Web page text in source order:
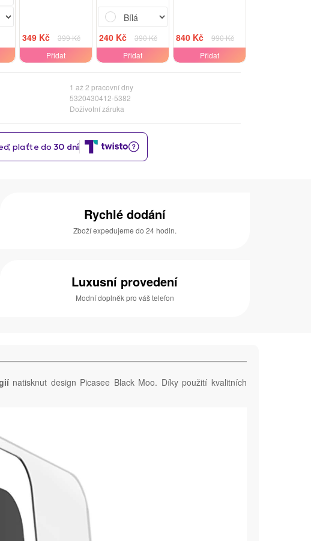
349 Kč
399 Kč
Přidat
240 Kč
390 Kč
Přidat
840 Kč
990 Kč
Přidat
1 až 2 pracovní dny
5320430412-5382
Doživotní záruka
Rychlé dodání
Zboží expedujeme do 24 hodin.
Luxusní provedení
Modní doplněk pro váš telefon
natisknut design Picasee Black Moo. Díky použití kvalitních